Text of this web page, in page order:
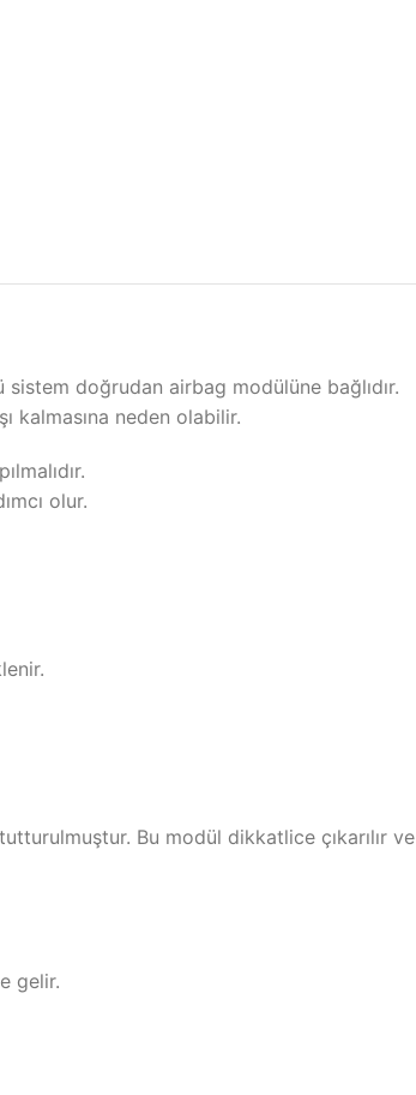
doğrudan airbag modülüne bağlıdır.
kalmasına neden olabilir.
olur.
Bu modül dikkatlice çıkarılır ve
gelir.